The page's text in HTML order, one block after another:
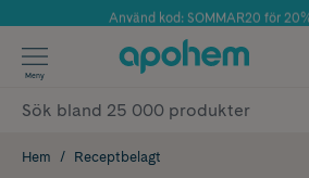
Årets Butik 2025 inom
Använd kod: SOMMAR20 för
✓ Fri frakt
✓ Poäng på alla köp*
Meny
Hem Receptbelagt